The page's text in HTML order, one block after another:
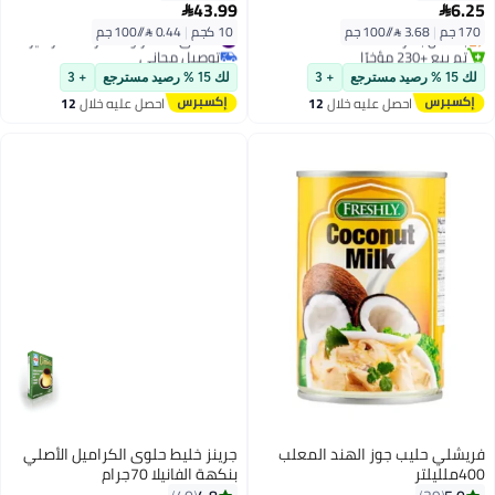
6.25
170 جم |
توصيل مجاني
بتخلّص بسرعة
تم بيع +230 مؤخرًا
#5 في الحليب المكثف والمسحوقلك 15 % رصيد مسترجع + 3
احصل عليه خلال12
43.99
10 كجم |
توصيل مجاني
لك 15 % رصيد مسترجع + 3
احصل عليه خلال12
فريشلي حليب جوز الهند المعلب
400ملليلتر
جرينز خليط حلوى الكراميل الأصلي
بنكهة الفانيلا 70جرام